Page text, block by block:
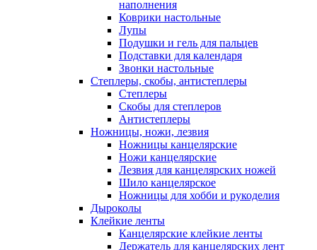
наполнения
Коврики настольные
Лупы
Подушки и гель для пальцев
Подставки для календаря
Звонки настольные
Степлеры, скобы, антистеплеры
Степлеры
Скобы для степлеров
Антистеплеры
Ножницы, ножи, лезвия
Ножницы канцелярские
Ножи канцелярские
Лезвия для канцелярских ножей
Шило канцелярское
Ножницы для хобби и рукоделия
Дыроколы
Клейкие ленты
Канцелярские клейкие ленты
Держатель для канцелярских лент